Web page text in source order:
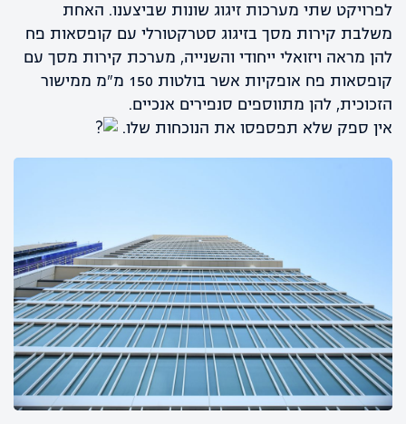
לפרויקט שתי מערכות זיגוג שונות שביצענו. האחת
משלבת קירות מסך בזיגוג סטרקטורלי עם קופסאות פח
להן מראה ויזואלי ייחודי והשנייה, מערכת קירות מסך עם
קופסאות פח אופקיות אשר בולטות 150 מ"מ ממישור
הזכוכית, להן מתווספים סנפירים אנכיים.
אין ספק שלא תפספסו את הנוכחות שלו.